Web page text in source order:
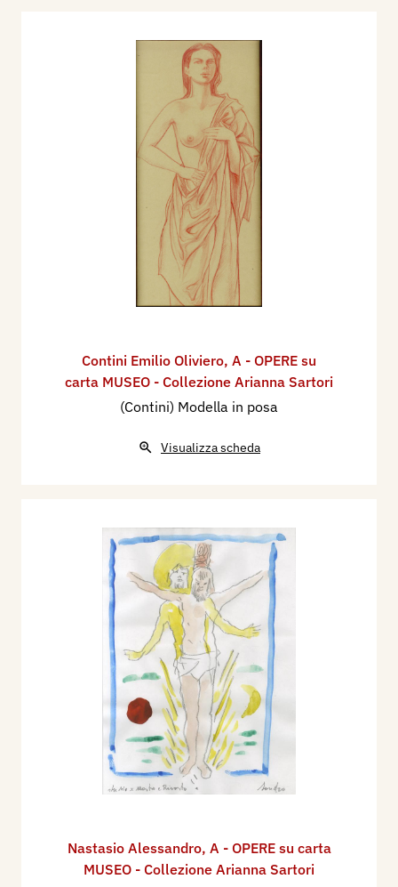
Contini Emilio Oliviero, A - OPERE su
carta MUSEO - Collezione Arianna Sartori
(Contini) Modella in posa
Visualizza scheda
Nastasio Alessandro, A - OPERE su carta
MUSEO - Collezione Arianna Sartori